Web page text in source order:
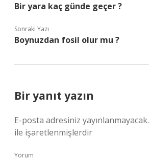
Bir yara kaç günde geçer ?
Sonraki Yazı
Boynuzdan fosil olur mu ?
Bir yanıt yazın
E-posta adresiniz yayınlanmayacak.
ile işaretlenmişlerdir
Yorum